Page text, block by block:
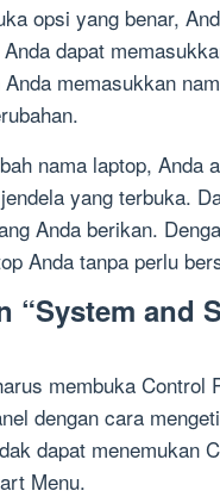
opsi yang benar,
dapat
memasukkan
nama laptop, Anda
yang terbuka.
Anda berikan.
Anda tanpa perlu
“System and
membuka Control
dengan cara
dapat menemukan
Menu.